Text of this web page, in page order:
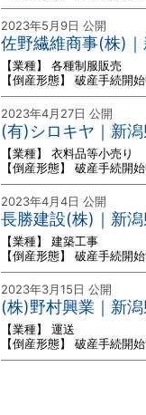
2023年5月9日 公開
佐野繊維商事(株)
【業種】 各種制服販売
【倒産形態】 破産手続開
2023年4月27日 公開
(有)シロキヤ｜新
【業種】 衣料品等小売り
【倒産形態】 破産手続開
2023年4月4日 公開
長勝建設(株)｜新
【業種】 建築工事
【倒産形態】 破産手続開
2023年3月15日 公開
(株)野村興業｜新
【業種】 運送
【倒産形態】 破産手続開